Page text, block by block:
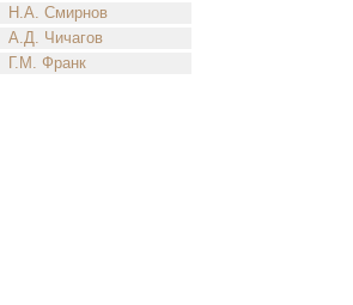
Н.А. Смирнов
А.Д. Чичагов
Г.М. Франк